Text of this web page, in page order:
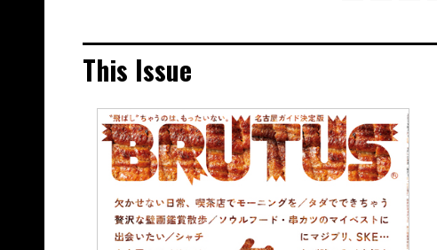
This Issue